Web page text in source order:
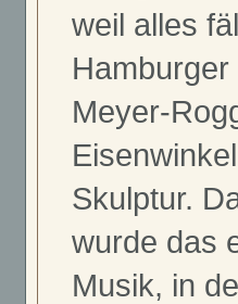
weil alles
Meyer-
Skulptur.
wurde das
Musik, in